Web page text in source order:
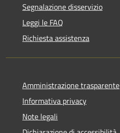
Segnalazione disservizio
Leggi le FAQ
Richiesta assistenza
Amministrazione trasparente
Informativa privacy
Note legali